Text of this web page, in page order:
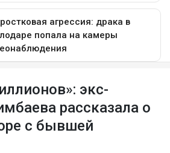
экс-
рассказала о
с бывшей